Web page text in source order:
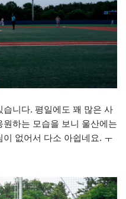
니다. 평일에도 꽤 많은 사
하는 모습을 보니 울산에는
없어서 다소 아쉽네요. ㅜ